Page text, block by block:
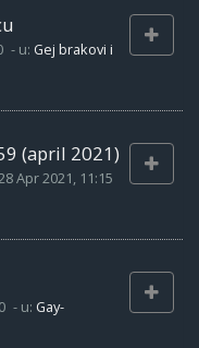
- u: Gej brakovi i
(april 2021)
Apr 2021, 11:15
- u: Gay-